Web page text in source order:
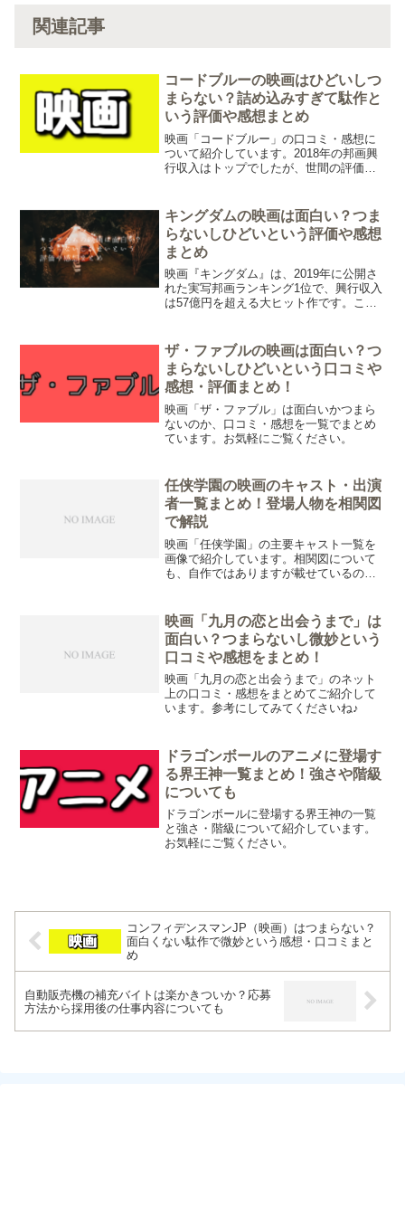
関連記事
コードブルーの映画はひどいしつ
まらない？詰め込みすぎて駄作と
いう評価や感想まとめ
映画「コードブルー」の口コミ・感想に
ついて紹介しています。2018年の邦画興
行収入はトップでしたが、世間の評価は
で紹介しています。映画「コードブル
ー」を見る前の参考にしてみてくださ
い。
キングダムの映画は面白い？つま
らないしひどいという評価や感想
まとめ
映画『キングダム』は、2019年に公開さ
れた実写邦画ランキング1位で、興行収入
は57億円を超える大ヒット作です。この
ひどいという感想も少なからずあるよう
です。今回は、映画『キングダム』の評
価や感想について紹介します。
ザ・ファブルの映画は面白い？つ
まらないしひどいという口コミや
感想・評価まとめ！
映画「ザ・ファブル」は面白いかつまら
ないのか、口コミ・感想を一覧でまとめ
ています。お気軽にご覧ください。
任侠学園の映画のキャスト・出演
者一覧まとめ！登場人物を相関図
で解説
映画「任侠学園」の主要キャスト一覧を
画像で紹介しています。相関図について
も、自作ではありますが載せているので
映画「九月の恋と出会うまで」は
面白い？つまらないし微妙という
口コミや感想をまとめ！
映画「九月の恋と出会うまで」のネット
上の口コミ・感想をまとめてご紹介して
います。参考にしてみてくださいね♪
ドラゴンボールのアニメに登場す
る界王神一覧まとめ！強さや階級
についても
ドラゴンボールに登場する界王神の一覧
と強さ・階級について紹介しています。
お気軽にご覧ください。
コンフィデンスマンJP（映画）はつまらない？
面白くない駄作で微妙という感想・口コミまと
め
自動販売機の補充バイトは楽かきついか？応募
方法から採用後の仕事内容についても